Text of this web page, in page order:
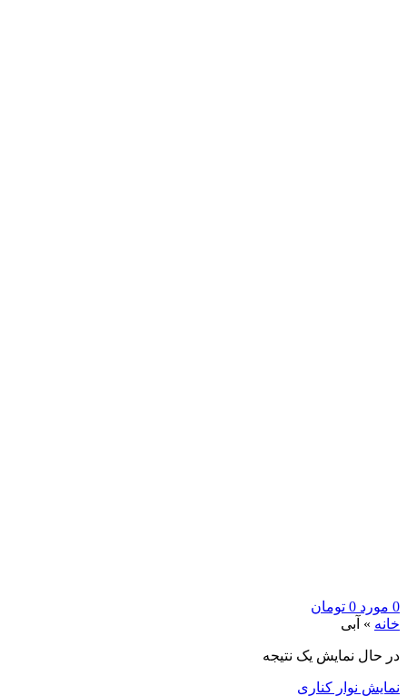
0 مورد 0 تومان
خانه » آبی
در حال نمایش یک نتیجه
نمایش نوار کناری